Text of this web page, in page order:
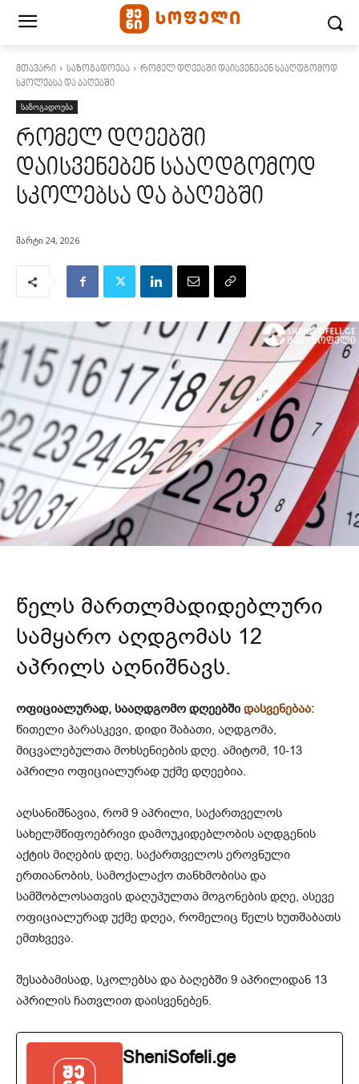
მთავარი საზოგადოება
რომელ დღეებში დაისვენებენ სააღდგომოდ
სკოლებსა და ბაღებში
საზოგადოება
რომელ დღეებში
დაისვენებენ სააღდგომოდ
სკოლებსა და ბაღებში
მარტი 24, 2026
წელს მართლმადიდებლური
სამყარო აღდგომას 12
აპრილს აღნიშნავს.
ოფიციალურად, სააღდგომო დღეებში დასვენებაა:
წითელი პარასკევი, დიდი შაბათი, აღდგომა,
მიცვალებულთა მოხსენიების დღე. ამიტომ, 10-13
აპრილი ოფიციალურად უქმე დღეებია.
აღსანიშნავია, რომ 9 აპრილი, საქართველოს
სახელმწიფოებრივი დამოუკიდებლობის აღდგენის
აქტის მიღების დღე, საქართველოს ეროვნული
ერთიანობის, სამოქალაქო თანხმობისა და
სამშობლოსათვის დაღუპულთა მოგონების დღე, ასევე
ოფიციალურად უქმე დღეა, რომელიც წელს ხუთშაბათს
ემთხვევა.
შესაბამისად, სკოლებსა და ბაღებში 9 აპრილიდან 13
აპრილის ჩათვლით დაისვენებენ.
SheniSofeli.ge